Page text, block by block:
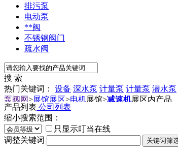
排污泵
电动泵
**阀
不锈钢阀门
疏水阀
搜 索
热门关键词： 设备 深水泵 计量泵 计量泵 潜水泵
泵阀网>展馆展区>电机展馆>减速机展区内产品
产品列表 公司列表
缩小搜索范围：
只显示叮当在线
调整关键词